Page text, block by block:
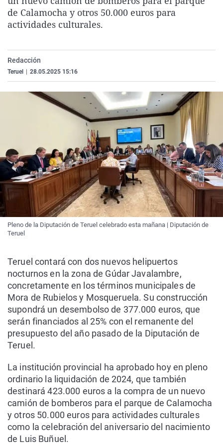
La rosa de los vientos
Caso
Extremadura
Virales
de Calamocha y otros 50.000 euros para
actividades culturales.
Redacción
Teruel 28.05.2025 15:16
Pleno de la Diputación de Teruel celebrado esta mañana | Diputación de
Teruel
Teruel contará con dos nuevos helipuertos
nocturnos en la zona de Gúdar Javalambre,
concretamente en los términos municipales de
Mora de Rubielos y Mosqueruela. Su construcción
supondrá un desembolso de 377.000 euros, que
serán financiados al 25% con el remanente del
presupuesto del año pasado de la Diputación de
Teruel.
La institución provincial ha aprobado hoy en pleno
ordinario la liquidación de 2024, que también
destinará 423.000 euros a la compra de un nuevo
camión de bomberos para el parque de Calamocha
y otros 50.000 euros para actividades culturales
como la celebración del aniversario del nacimiento
de Luis Buñuel.